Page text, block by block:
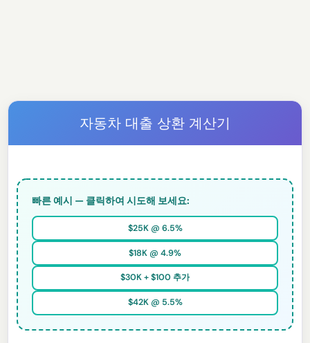
자동차 대출 상환 계산기
빠른 예시 — 클릭하여 시도해 보세요:
$25K @ 6.5%
$18K @ 4.9%
$30K + $100 추가
$42K @ 5.5%